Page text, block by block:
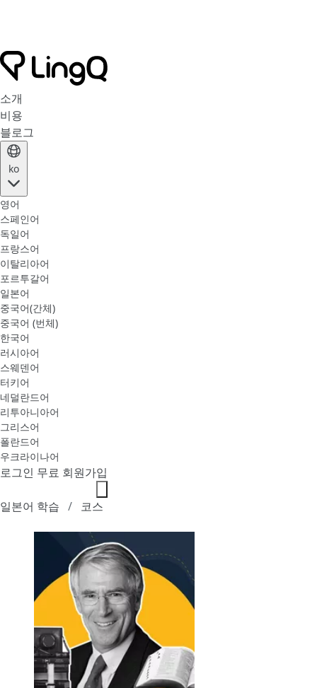
소개
비용
블로그
ko
영어
스페인어
독일어
프랑스어
이탈리아어
포르투갈어
일본어
중국어(간체)
중국어 (번체)
한국어
러시아어
스웨덴어
터키어
네덜란드어
리투아니아어
그리스어
폴란드어
우크라이나어
로그인 무료 회원가입
일본어 학습 코스